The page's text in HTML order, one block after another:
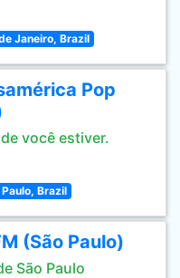
Janeiro, Brazil
Pop
você estiver.
Paulo, Brazil
(São Paulo)
São Paulo